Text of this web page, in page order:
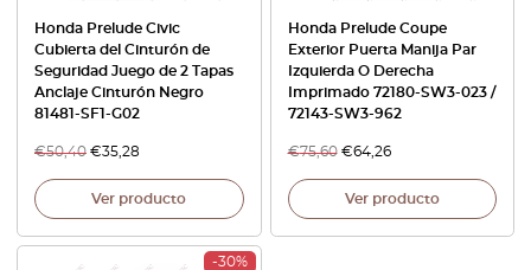
Honda Prelude Civic
Cubierta del Cinturón de
Seguridad Juego de 2 Tapas
Anclaje Cinturón Negro
81481-SF1-G02
€50,40 €35,28
Ver producto
Honda Prelude Coupe
Exterior Puerta Manija Par
Izquierda O Derecha
Imprimado 72180-SW3-023 /
72143-SW3-962
€75,60 €64,26
Ver producto
-30%